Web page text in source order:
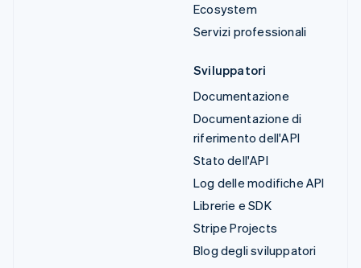
Ecosystem
Servizi professionali
Sviluppatori
Documentazione
Documentazione di
riferimento dell'API
Stato dell'API
Log delle modifiche API
Librerie e SDK
Stripe Projects
Blog degli sviluppatori